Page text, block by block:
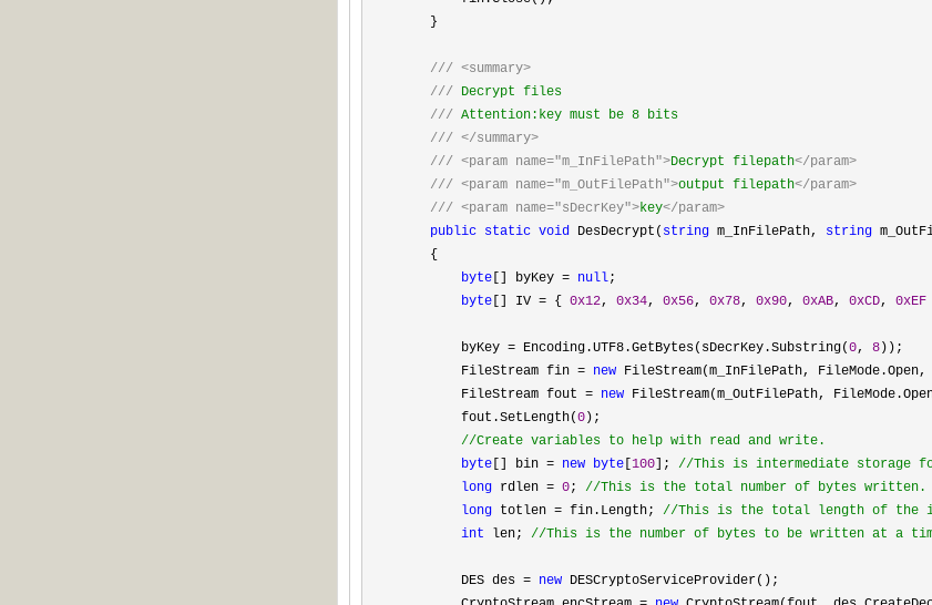
}
/// <summary>
/// Decrypt files
/// Attention:key must be 8 bits
/// </summary>
/// <param name="m_InFilePath">Decrypt filepath</param>
/// <param name="m_OutFilePath">output filepath</param>
/// <param name="sDecrKey">key</param>
public static void DesDecrypt( string m_InFilePath, string
{
byte [] byKey = null;
byte [] IV = { 0x12, 0x34, 0x56, 0x78, 0x90, 0xAB, 0xCD, 0xEF
byKey = Encoding.UTF8.GetBytes(sDecrKey.Substring(0, 8 ));
FileStream fin = new FileStream(m_InFilePath,
FileStream fout = new FileStream(m_OutFilePath,
fout.SetLength(0 );
//Create variables to help with read and write.
byte [] bin = new byte 100 ]; //This is intermediate storage
long rdlen = 0; //This is the total number of bytes written.
long totlen = fin.Length; //This is the total length of the
int len; //This is the number of bytes to be written at a
DES des = new DESCryptoServiceProvider();